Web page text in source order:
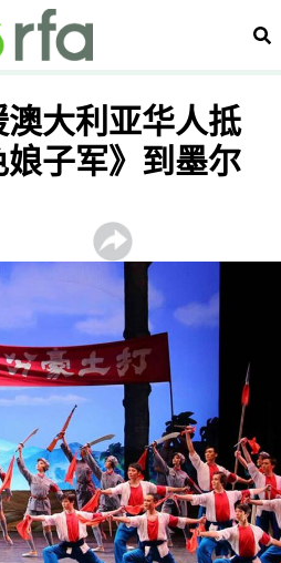
搜
大利亚华人抵
子军》到墨尔